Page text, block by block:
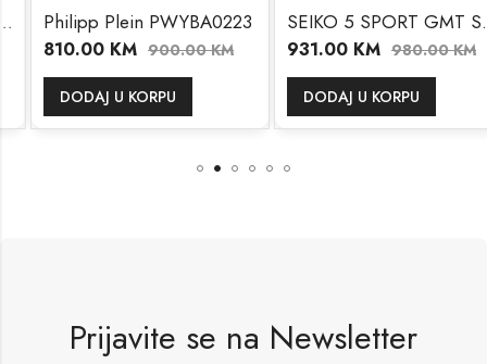
Philipp Plein PWYBA0223
810.00KM 900.00KM
DODAJ U KORPU
SEIKO 5 SPORT GMT SSK035K1
931.00KM 980.00KM
DODAJ U KORPU
Prijavite se na Newsletter